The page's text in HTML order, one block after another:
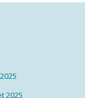
2025